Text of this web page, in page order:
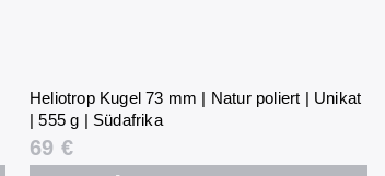
Heliotrop Kugel 73 mm | Natur poliert | Unikat
| 555 g | Südafrika
69 €